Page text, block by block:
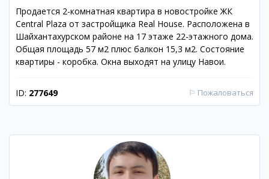
Продается 2-комнатная квартира в новостройке ЖК
Central Plaza от застройщика Real House. Расположена в
Шайхантахурском районе на 17 этаже 22-этажного дома.
Общая площадь 57 м2 плюс балкон 15,3 м2. Состояние
квартиры - коробка. Окна выходят на улицу Навои.
ID: 277649 ⚐ Пожаловаться